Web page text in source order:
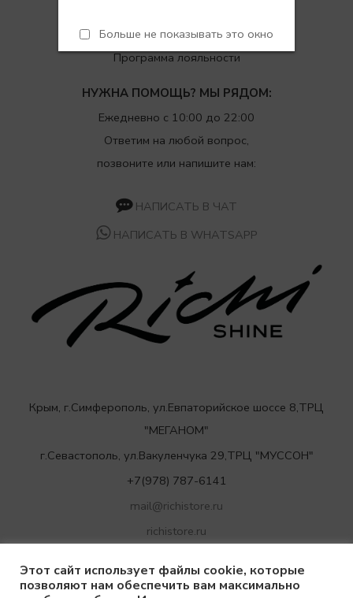
Больше не показывать это окно
Отзывы
Программа лояльности
НУЖНА ПОМОЩЬ? МЫ РЯДОМ:
Ежедневно с 10:00 до 22:00
Ответим на любой вопрос,
позвоните или напишите нам:
НАПИСАТЬ В ЧАТ
НАПИСАТЬ В WHATSAPP
Крым, г.Симферополь, ул.Евпаторийское шоссе 8,ТРЦ
"МЕГАНОМ"
г.Севастополь, ул.Вакуленчука 29,ТРЦ "МУССОН"
+7(978) 787-6141
mail@richistore.ru
richistore.ru
Этот сайт использует файлы cookie, которые
позволяют нам обеспечить вам максимально